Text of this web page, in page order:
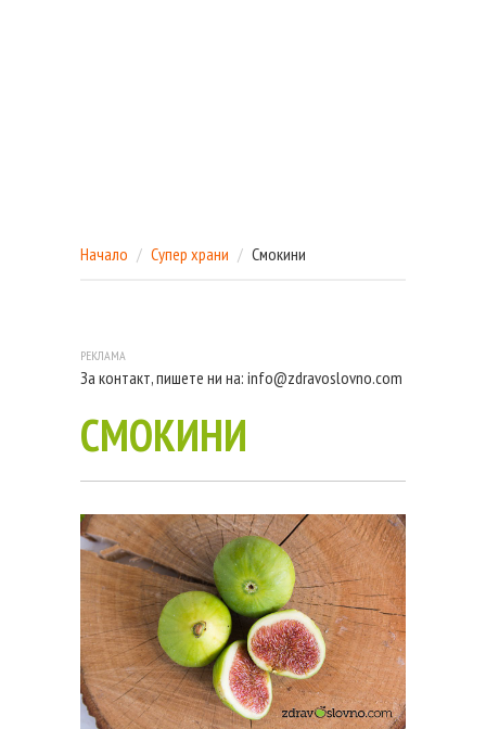
Начало Супер храни Смокини
За контакт, пишете ни на: info@zdravoslovno.com
СМОКИНИ